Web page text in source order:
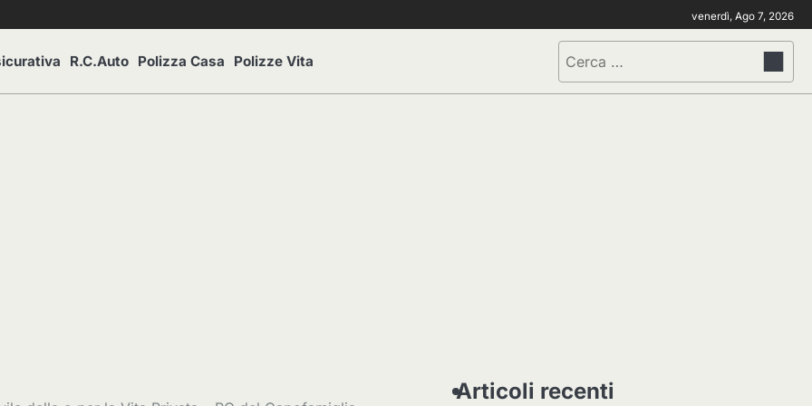
venerdì, Ago 7, 2026
R.C.Auto Polizza Casa Polizze Vita
Ricerca
per:
Articoli recenti